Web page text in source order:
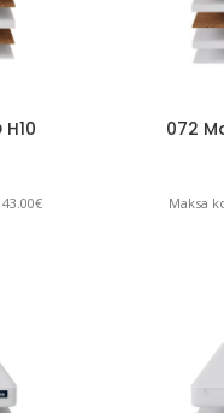
072
Maksa